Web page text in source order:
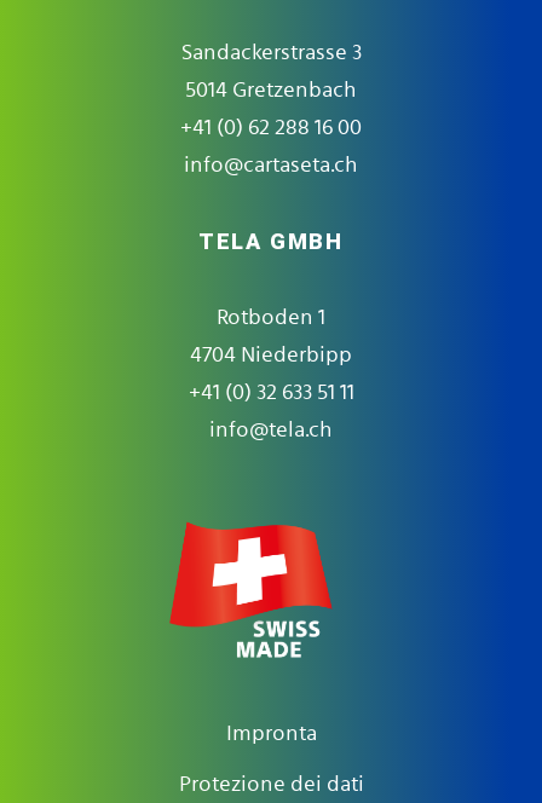
Sandackerstrasse 3
5014 Gretzenbach
+41 (0) 62 288 16 00
info@cartaseta.ch
TELA GMBH
Rotboden 1
4704 Niederbipp
+41 (0) 32 633 51 11
info@tela.ch
Impronta
Protezione dei dati